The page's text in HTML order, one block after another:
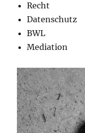
Recht
Datenschutz
BWL
Mediation